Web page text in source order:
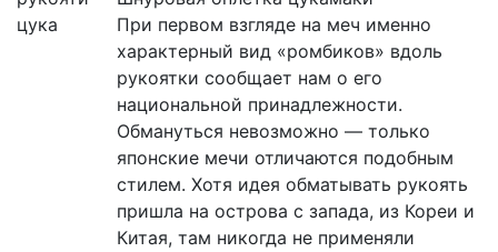
цука
При первом взгляде на меч именно
характерный вид «ромбиков» вдоль
рукоятки сообщает нам о его
национальной принадлежности.
Обмануться невозможно — только
японские мечи отличаются подобным
стилем. Хотя идея обматывать рукоять
пришла на острова с запада, из Кореи и
Китая, там никогда не применяли